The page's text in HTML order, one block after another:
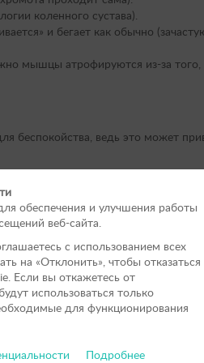
коленного сустава).
и бегает как обычно
мышцы атрофируются из-за того,
беспокойства, ведь это может
последствиям. В случае, если
животных.
Вакцинация — это не просто
обеспечения и улучшения работы
веб-сайта.
с использованием всех
на «Отклонить», чтобы отказаться
Если вы откажетесь от
использоваться только
для функционирования
Подробнее